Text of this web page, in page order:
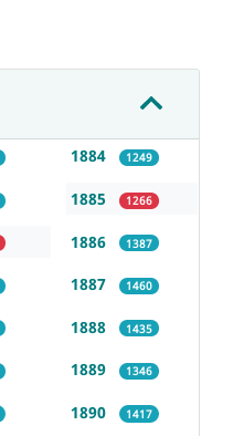
1884 1249
1885 1266
1886 1387
1887 1460
1888 1435
1889 1346
1890 1417